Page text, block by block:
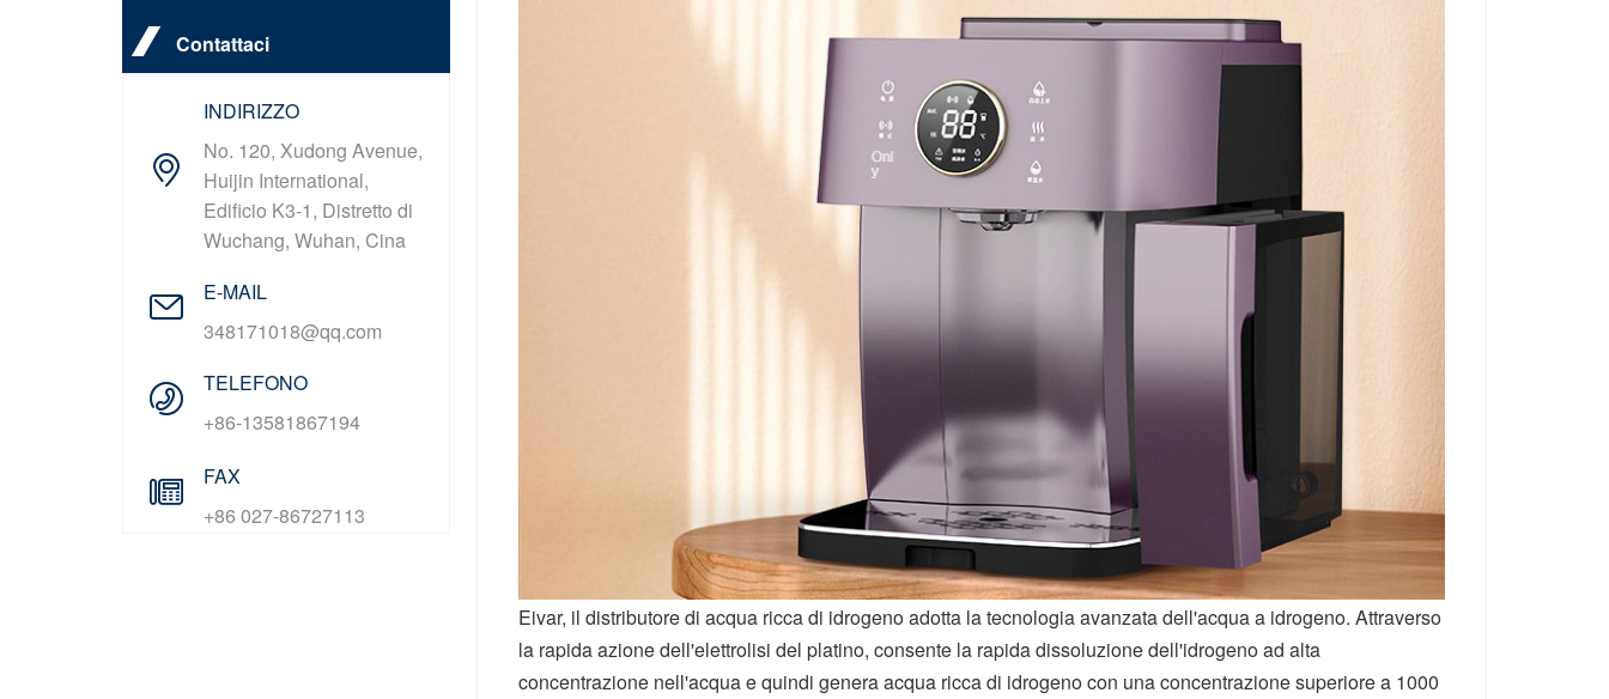
Contattaci
INDIRIZZO
No. 120, Xudong Avenue,
Huijin International,
Edificio K3-1, Distretto di
Wuchang, Wuhan, Cina
E-MAIL
348171018@qq.com
TELEFONO
+86-13581867194
FAX
+86 027-86727113
Eivar, il distributore di acqua ricca di idrogeno adotta la tecnologia avanzata dell'acqua a idrogeno. Attraverso
la rapida azione dell'elettrolisi del platino, consente la rapida dissoluzione dell'idrogeno ad alta
concentrazione nell'acqua e quindi genera acqua ricca di idrogeno con una concentrazione superiore a 1000